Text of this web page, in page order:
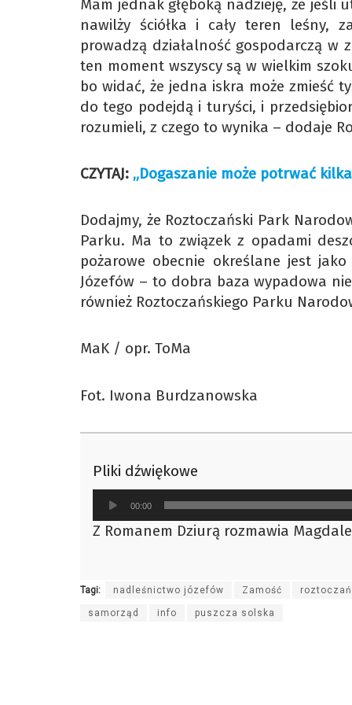
Mam jednak głęboką nadzieję, że
nawilży ściółka i cały teren leśny,
prowadzą działalność gospodarczą w
ten moment wszyscy są w wielkim
bo widać, że jedna iskra może zmieść
do tego podejdą i turyści, i
rozumieli, z czego to wynika – dodaje
CZYTAJ: „Dogaszanie może potrwać
Dodajmy, że Roztoczański Park
Parku. Ma to związek z opadami
pożarowe obecnie określane jest
Józefów – to dobra baza wypadowa
również Roztoczańskiego Parku
MaK / opr. ToMa
Fot. Iwona Burdzanowska
Pliki dźwiękowe
Odtwarzacz
plików
dźwiękowych
00:00
Z Romanem Dziurą rozmawia
Tagi: nadleśnictwo józefów Zamość
samorząd info puszcza solska